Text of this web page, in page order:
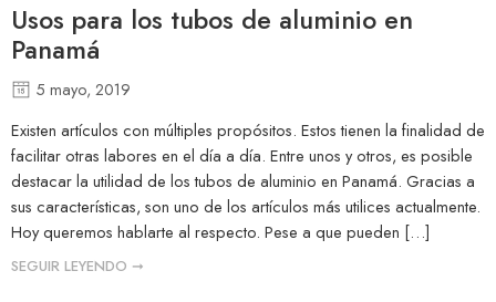
Usos para los tubos de aluminio en
Panamá
5 mayo, 2019
Existen artículos con múltiples propósitos. Estos tienen la finalidad de
facilitar otras labores en el día a día. Entre unos y otros, es posible
destacar la utilidad de los tubos de aluminio en Panamá. Gracias a
sus características, son uno de los artículos más utilices actualmente.
Hoy queremos hablarte al respecto. Pese a que pueden […]
SEGUIR LEYENDO ➞